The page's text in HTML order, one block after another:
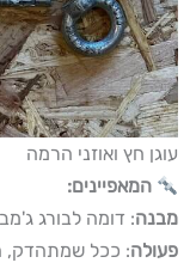
עוגן חץ ואוזני הרמה
המאפיינים:
מבנה: דומה לבורג
פעולה: ככל שמתהדק,